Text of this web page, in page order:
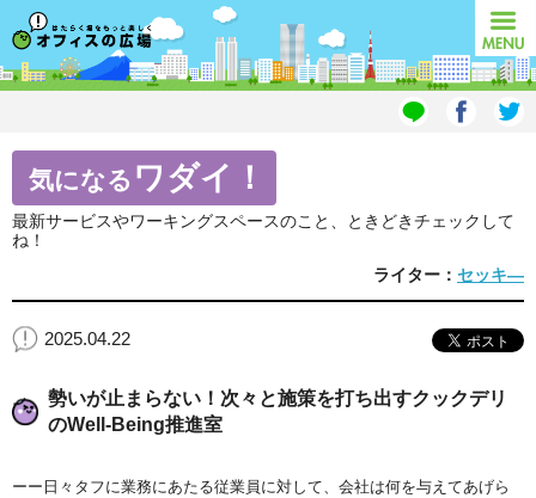
オフィスの広場 MENU
気になる ワダイ！
最新サービスやワーキングスペースのこと、ときどきチェックして
ね！
ライター： セッキ―
2025.04.22
勢いが止まらない！次々と施策を打ち出すクックデリ
のWell-Being推進室
ーー日々タフに業務にあたる従業員に対して、会社は何を与えてあげら